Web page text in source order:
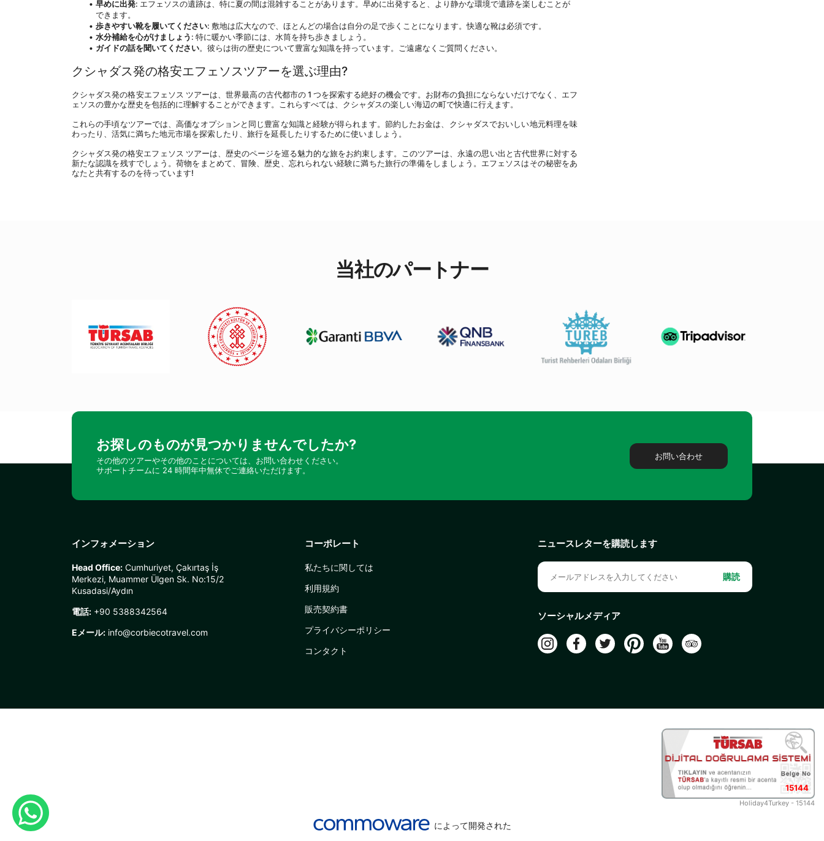
早めに出発: エフェソスの遺跡は、特に夏の間は混雑することがあります。早めに出発すると、より静かな環境で遺跡を楽しむことが
できます。
歩きやすい靴を履いてください: 敷地は広大なので、ほとんどの場合は自分の足で歩くことになります。快適な靴は必須です。
水分補給を心がけましょう : 特に暖かい季節には、水筒を持ち歩きましょう。
ガイドの話を聞いてください。彼らは街の歴史について豊富な知識を持っています。ご遠慮なくご質問ください。
クシャダス発の格安エフェソスツアーを選ぶ理由?
クシャダス発の格安エフェソス ツアーは、世界最高の古代都市の 1 つを探索する絶好の機会です。お財布の負担にならないだけでなく、エフ
ェソスの豊かな歴史を包括的に理解することができます。これらすべては、クシャダスの楽しい海辺の町で快適に行えます。
これらの手頃なツアーでは、高価なオプションと同じ豊富な知識と経験が得られます。節約したお金は、クシャダスでおいしい地元料理を味
わったり、活気に満ちた地元市場を探索したり、旅行を延長したりするために使いましょう。
クシャダス発の格安エフェソス ツアーは、歴史のページを巡る魅力的な旅をお約束します。このツアーは、永遠の思い出と古代世界に対する
新たな認識を残すでしょう。荷物をまとめて、冒険、歴史、忘れられない経験に満ちた旅行の準備をしましょう。エフェソスはその秘密をあ
なたと共有するのを待っています!
当社のパートナー
お探しのものが見つかりませんでしたか?
その他のツアーやその他のことについては、お問い合わせください。
サポートチームに 24 時間年中無休でご連絡いただけます。
お問い合わせ
インフォメーション
Head Office: Cumhuriyet, Çakırtaş İş
Merkezi, Muammer Ülgen Sk. No:15/2
Kusadasi/Aydın
電話: +90 5388342564
Eメール: info@corbiecotravel.com
コーポレート
私たちに関しては
利用規約
販売契約書
プライバシーポリシー
コンタクト
ニュースレターを購読します
購読
ソーシャルメディア
15144
Holiday4Turkey - 15144
によって開発された